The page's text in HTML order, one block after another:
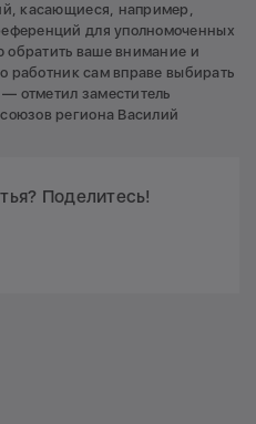
касающиеся, например,
для уполномоченных
обратить ваше внимание и
работник сам вправе выбирать
отметил заместитель
региона Василий
Поделитесь!